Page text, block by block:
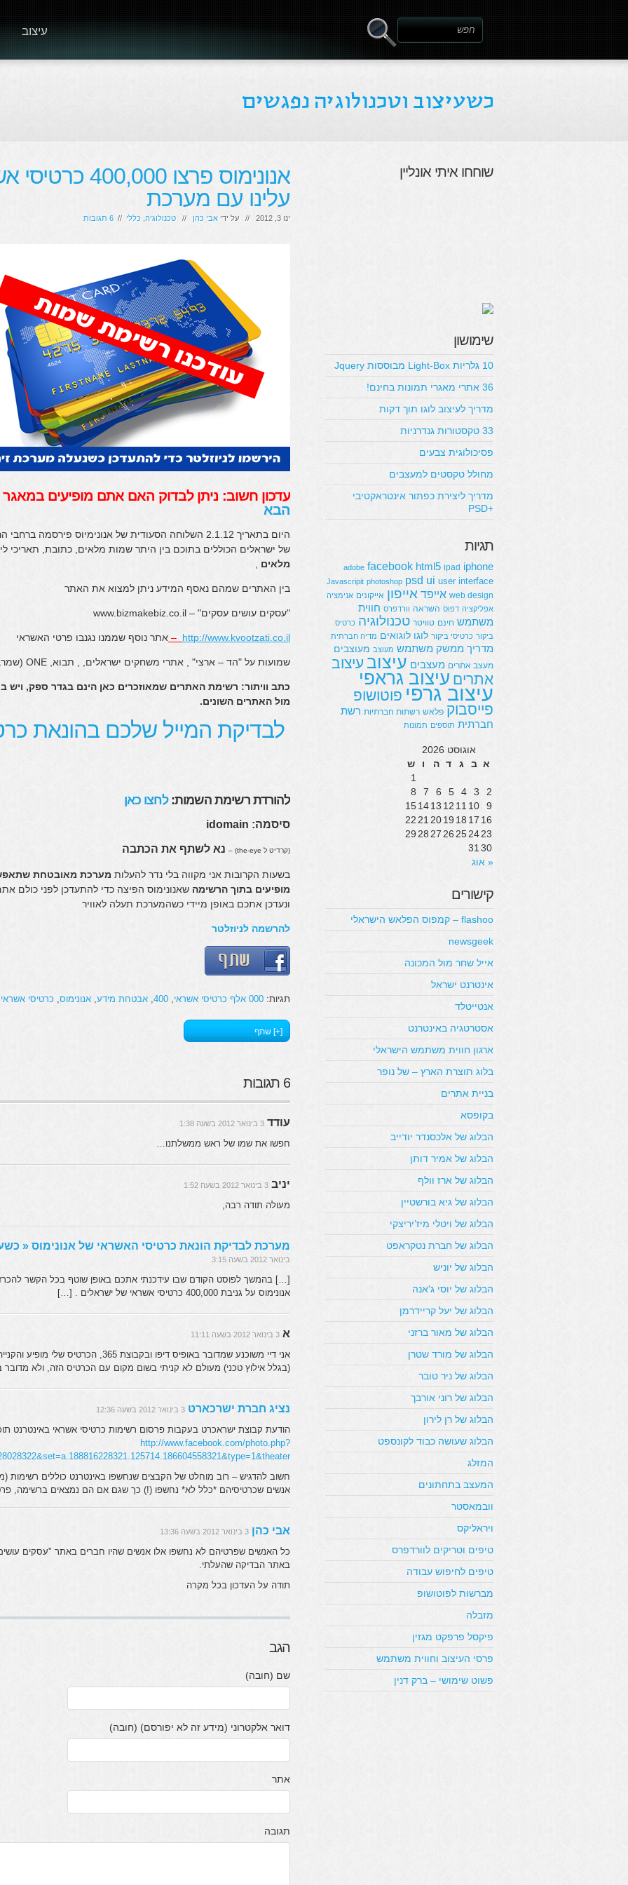
עיצוב
אנונימוס פרצו
עלינו עם מערכת
ינו 3, 2012 // על ידי אבי כהן // טכנולוגיה כללי // 6 תגובות
עדכון חשוב: ניתן לבדוק האם אתם מופיעים
הבא
של ישראלים הכוללים בתוכם בין היתר שמות מלאים, כתובת, תאריכי
מלאים
בין האתרים שמהם נאסף המידע ניתן למצוא את האתר
"עסקים עושים עסקים" – www.bizmakebiz.co.il
http://www.kvootzati.co.il
– אתר נוסף שממנו נגנבו פרטי האשראי
שמועות על "הד – ארצי" , אתרי משחקים ישראלים, , תבוא, ONE (שמרבית כתובות המייל שייכות אליו)
כתב וויתור: רשימת האתרים שמאוזכרים כאן הינם בגדר ספק, ויש
מול האתרים השונים.
לבדיקת המייל שלכם בהונאת
להורדת רשימת השמות:לחצו כאן
סיסמה: idomain
(קרדיט ל the-eye) – נא לשתף את הכתבה
בשעות הקרובות אני מקווה בלי נדר להעלות מערכת מאובטחת
מופיעים בתוך הרשימה שאנונימוס הפיצה כדי להתעדכן לפני כולם
ונעדכן אתכם באופן מיידי כשהמערכת תעלה לאוויר
להרשמה לניוזלטר
תגיות: 000 אלף כרטיסי אשראי ,
400
, אבטחת מידע, אנונימוס, כרטיסי אשראי
[+] שתף
6 תגובות
עודד 3 בינואר 2012 בשעה 1:38
חפשו את שמו של ראש ממשלתנו…
יניב 3 בינואר 2012 בשעה 1:52
מעולה תודה רבה,
מערכת לבדיקת הונאת כרטיסי האשראי של אנונימוס «
בינואר 2012 בשעה 3:15
[…] בהמשך לפוסט הקודם שבו עידכנתי אתכם באופן שוטף בכל הקשר
אנונימוס על גניבת 400,000 כרטיסי אשראי של ישראלים . […]
א 3 בינואר 2012 בשעה 11:11
אני דיי משוכנע שמדובר באופיס דיפו ובקבוצת
(בגלל אילוץ טכני) מעולם לא קניתי בשום מקום עם הכרטיס הזה, ולא מדובר
נציג חברת ישרכארט 3 בינואר 2012 בשעה 12:36
הודעת קבוצת ישראכרט בעקבות פרסום רשימות כרטיסי אשראי באינטרנט
http://www.facebook.com/photo.php?
אנשים שכרטיסיהם *כלל לא* נחשפו (!) כך שגם אם הם נמצאים ברשימה,
אבי כהן 3 בינואר 2012 בשעה 13:36
כל האנשים שפרטיהם לא נחשפו אלו אנשים שהיו חברים באתר "עסקים עושים
באתר הבדיקה שהעלתי.
תודה על העדכון בכל מקרה
הגב
שם (חובה)
דואר אלקטרוני (מידע זה לא יפורסם) (חובה)
אתר
תגובה
שוחחו איתי אונליין
שימושון
10 גלריות Light-Box מבוססות Jquery
36 אתרי מאגרי תמונות בחינם!
מדריך לעיצוב לוגו תוך דקות
33 טקסטורות גנדרניות
פסיכולוגית צבעים
מחולל טקסטים למעצבים
מדריך ליצירת כפתור אינטראקטיבי
+PSD
תגיות
adobe facebook html5 ipad iphone
Javascripit photoshop psd ui user interface
web design אייפד אייפון אייקונים אנימציה
אפליקציה דפוס השראה וורדפרס חווית
משתמש חינם טוויטר טכנולוגיה כרטיס
ביקור כרטיסי ביקור לוגו לוגואים מדיה חברתית
מדריך ממשק משתמש מעוצב מעוצבים
מעצב אתרים מעצבים עיצוב עיצוב
אתרים עיצוב גראפי
עיצוב גרפי פוטושופ
פייסבוק פלאש רשתות חברתיות רשת
חברתית תוספים תמונות
אוגוסט 2026
א ב ג ד ה ו
ש
1
2
3
4
5
6
7
8
9
10
11
12
13
14
15
16
17
18
19
20
21
22
23
24
25
26
27
28
29
30
31
« אוג
קישורים
flashoo – קמפוס הפלאש הישראלי
newsgeek
אייל שחר מול המכונה
אינטרנט ישראל
אנטייטלד
אסטרטגיה באינטרנט
ארגון חווית משתמש הישראלי
בלוג תוצרת הארץ – של נופר
בניית אתרים
בקופסא
הבלוג של אלכסנדר יודייב
הבלוג של אמיר דותן
הבלוג של ארז וולף
הבלוג של גיא בורשטיין
הבלוג של ויטלי מיז’יריצקי
הבלוג של חברת נטקראפט
הבלוג של יוניש
הבלוג של יוסי ג'אנה
הבלוג של יעל קריידרמן
הבלוג של מאור ברזני
הבלוג של מורד שטרן
הבלוג של ניר טובר
הבלוג של רוני אורבך
הבלוג של רן לירון
הבלוג שעושה כבוד לקונספט
המזלג
המעצב בתחתונים
וובמאסטר
ויראליקס
טיפים וטריקים לוורדפרס
טיפים לחיפוש עבודה
מברשות לפוטושופ
מזבלה
פיקסל פרפקט מגזין
פרסי העיצוב וחווית משתמש
פשוט שימושי – ברק דנין